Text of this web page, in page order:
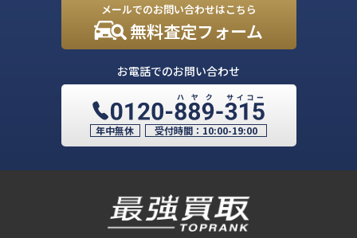
メールでのお問い合わせはこちら
無料査定フォーム
お電話でのお問い合わせ
年中無休 受付時間： 10:00-19:00